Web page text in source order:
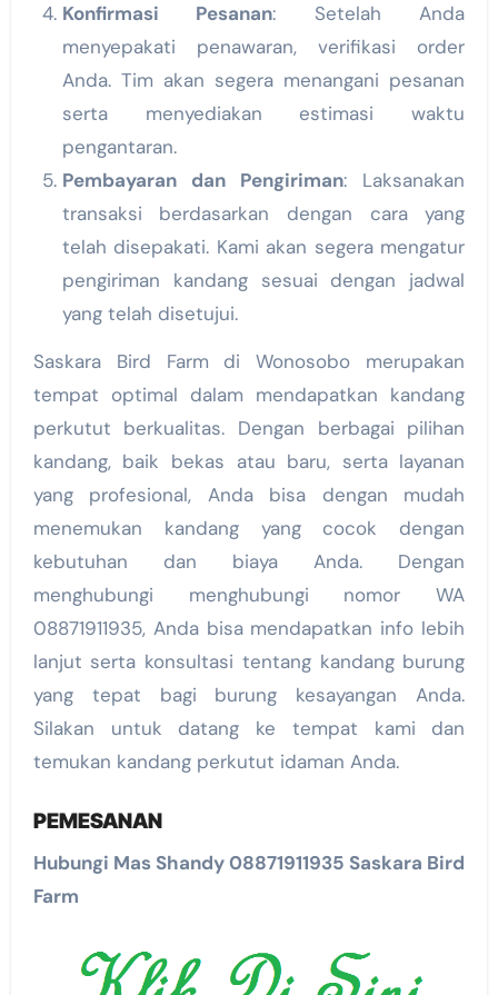
Konfirmasi Pesanan: Setelah Anda
menyepakati penawaran, verifikasi order
Anda. Tim akan segera menangani pesanan
serta menyediakan estimasi waktu
pengantaran.
Pembayaran dan Pengiriman: Laksanakan
transaksi berdasarkan dengan cara yang
telah disepakati. Kami akan segera mengatur
pengiriman kandang sesuai dengan jadwal
yang telah disetujui.
Saskara Bird Farm di Wonosobo merupakan
tempat optimal dalam mendapatkan kandang
perkutut berkualitas. Dengan berbagai pilihan
kandang, baik bekas atau baru, serta layanan
yang profesional, Anda bisa dengan mudah
menemukan kandang yang cocok dengan
kebutuhan dan biaya Anda. Dengan
menghubungi menghubungi nomor WA
08871911935, Anda bisa mendapatkan info lebih
lanjut serta konsultasi tentang kandang burung
yang tepat bagi burung kesayangan Anda.
Silakan untuk datang ke tempat kami dan
temukan kandang perkutut idaman Anda.
PEMESANAN
Hubungi Mas Shandy 08871911935 Saskara Bird
Farm